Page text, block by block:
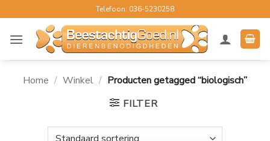
naar
inhoud
Telefoon: 036-5230258
Home / Winkel / Producten getagged “biologisch”
FILTER